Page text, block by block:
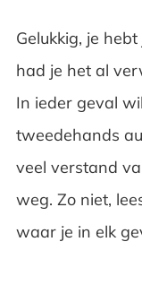
Gelukkig, je
had je het al
In ieder geval
tweedehands
veel verstand
weg. Zo niet,
waar je in elk